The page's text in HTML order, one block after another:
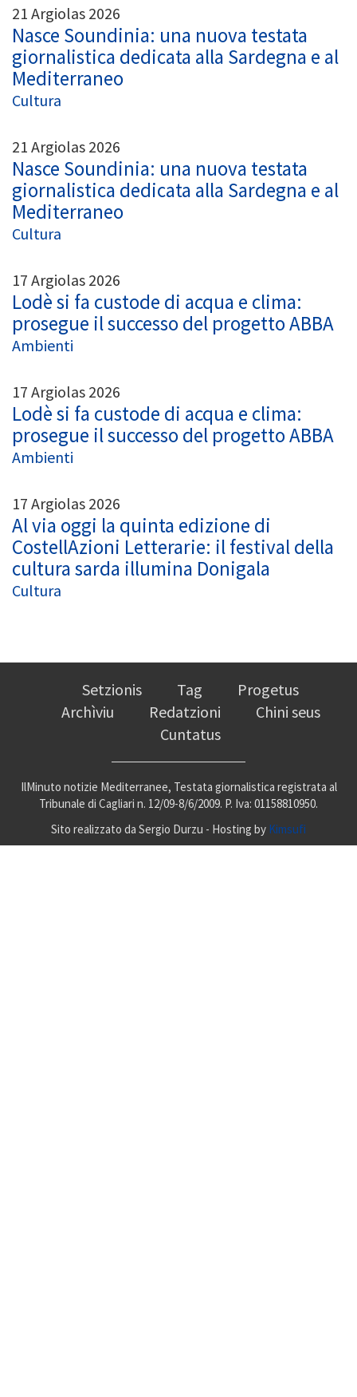
21 Argiolas 2026
Nasce Soundinia: una nuova testata
giornalistica dedicata alla Sardegna e al
Mediterraneo
Cultura
21 Argiolas 2026
Nasce Soundinia: una nuova testata
giornalistica dedicata alla Sardegna e al
Mediterraneo
Cultura
17 Argiolas 2026
Lodè si fa custode di acqua e clima:
prosegue il successo del progetto ABBA
Ambienti
17 Argiolas 2026
Lodè si fa custode di acqua e clima:
prosegue il successo del progetto ABBA
Ambienti
17 Argiolas 2026
Al via oggi la quinta edizione di
CostellAzioni Letterarie: il festival della
cultura sarda illumina Donigala
Cultura
Setzionis Tag
Progetus
Archìviu
Redatzioni
Chini seus
Cuntatus
IlMinuto notizie Mediterranee, Testata giornalistica registrata al
Tribunale di Cagliari n. 12/09-8/6/2009. P. Iva: 01158810950.
Sito realizzato da Sergio Durzu - Hosting by Kimsufi